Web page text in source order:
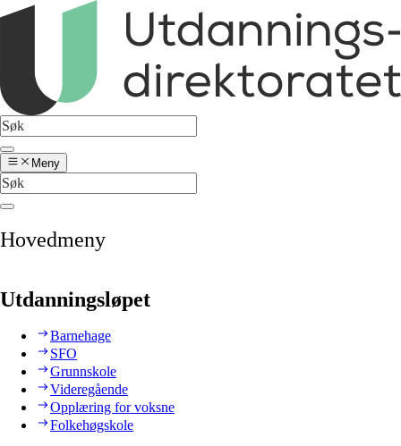
Meny
Hovedmeny
Utdanningsløpet
Barnehage
SFO
Grunnskole
Videregående
Opplæring for voksne
Folkehøgskole